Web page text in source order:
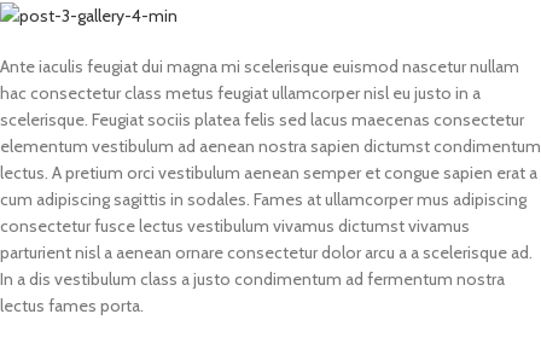
Ante iaculis feugiat dui magna mi scelerisque euismod nascetur nullam
hac consectetur class metus feugiat ullamcorper nisl eu justo in a
scelerisque. Feugiat sociis platea felis sed lacus maecenas consectetur
elementum vestibulum ad aenean nostra sapien dictumst condimentum
lectus. A pretium orci vestibulum aenean semper et congue sapien erat a
cum adipiscing sagittis in sodales. Fames at ullamcorper mus adipiscing
consectetur fusce lectus vestibulum vivamus dictumst vivamus
parturient nisl a aenean ornare consectetur dolor arcu a a scelerisque ad.
In a dis vestibulum class a justo condimentum ad fermentum nostra
lectus fames porta.